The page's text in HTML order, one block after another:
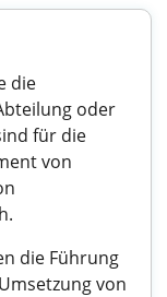
die
oder
für die
von
die Führung
von